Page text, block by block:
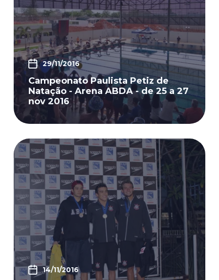
29/11/2016
Campeonato Paulista Petiz de
Natação - Arena ABDA - de 25 a 27
nov 2016
14/11/2016